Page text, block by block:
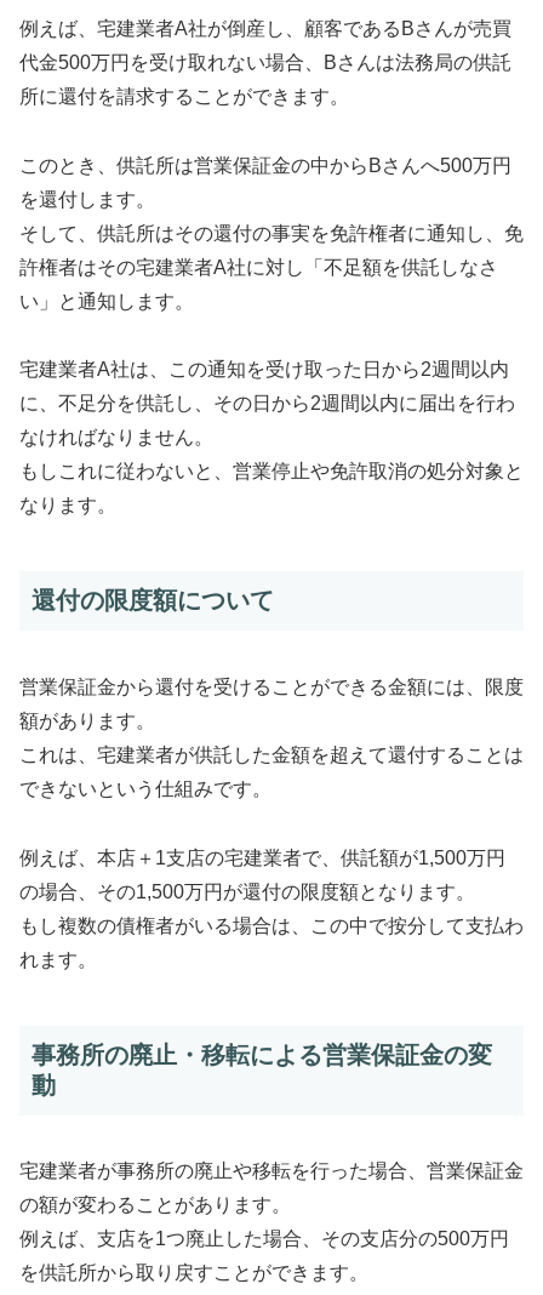
例えば、宅建業者A社が倒産し、顧客であるBさんが売買
代金500万円を受け取れない場合、Bさんは法務局の供託
所に還付を請求することができます。
このとき、供託所は営業保証金の中からBさんへ500万円
を還付します。
そして、供託所はその還付の事実を免許権者に通知し、免
許権者はその宅建業者A社に対し「不足額を供託しなさ
い」と通知します。
宅建業者A社は、この通知を受け取った日から2週間以内
に、不足分を供託し、その日から2週間以内に届出を行わ
なければなりません。
もしこれに従わないと、営業停止や免許取消の処分対象と
なります。
還付の限度額について
営業保証金から還付を受けることができる金額には、限度
額があります。
これは、宅建業者が供託した金額を超えて還付することは
できないという仕組みです。
例えば、本店＋1支店の宅建業者で、供託額が1,500万円
の場合、その1,500万円が還付の限度額となります。
もし複数の債権者がいる場合は、この中で按分して支払わ
れます。
事務所の廃止・移転による営業保証金の変
動
宅建業者が事務所の廃止や移転を行った場合、営業保証金
の額が変わることがあります。
例えば、支店を1つ廃止した場合、その支店分の500万円
を供託所から取り戻すことができます。